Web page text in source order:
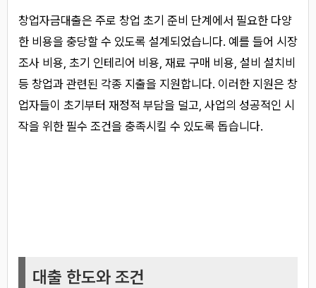
창업자금대출은 주로 창업 초기 준비 단계에서 필요한 다양
한 비용을 충당할 수 있도록 설계되었습니다. 예를 들어 시장
조사 비용, 초기 인테리어 비용, 재료 구매 비용, 설비 설치비
등 창업과 관련된 각종 지출을 지원합니다. 이러한 지원은 창
업자들이 초기부터 재정적 부담을 덜고, 사업의 성공적인 시
작을 위한 필수 조건을 충족시킬 수 있도록 돕습니다.
대출 한도와 조건